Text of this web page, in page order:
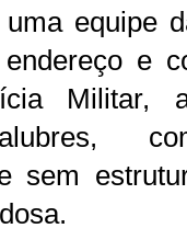
equipe
e
Militar,
sem